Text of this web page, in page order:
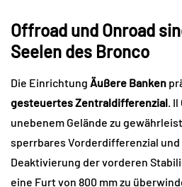
Offroad und Onroad
Seelen des Bronco
Die Einrichtung Äußere Banken
gesteuertes Zentraldifferenzial. Il
unebenem Gelände zu
sperrbares Vorderdifferenzial und
Deaktivierung der vorderen
eine Furt von 800 mm zu